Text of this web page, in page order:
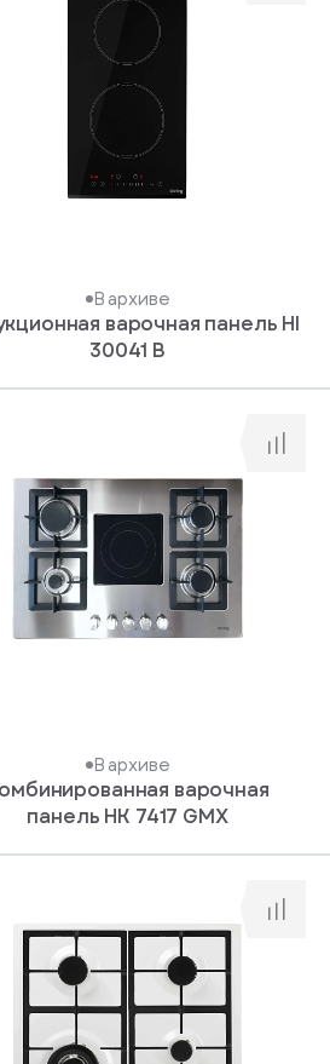
В архиве
варочная панель HI
30041 B
В архиве
варочная
панель HK 7417 GMX